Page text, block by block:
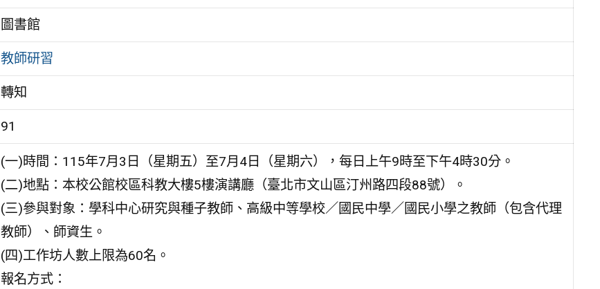
圖書館
教師研習
轉知
91
(一)時間：115年7月3日（星期五）至7月4日（星期六），每日上午9時至下午4時30分。
(二)地點：本校公館校區科教大樓5樓演講廳（臺北市文山區汀州路四段88號）。
(三)參與對象：學科中心研究與種子教師、高級中等學校／國民中學／國民小學之教師（包含代理
教師）、師資生。
(四)工作坊人數上限為60名。
報名方式：